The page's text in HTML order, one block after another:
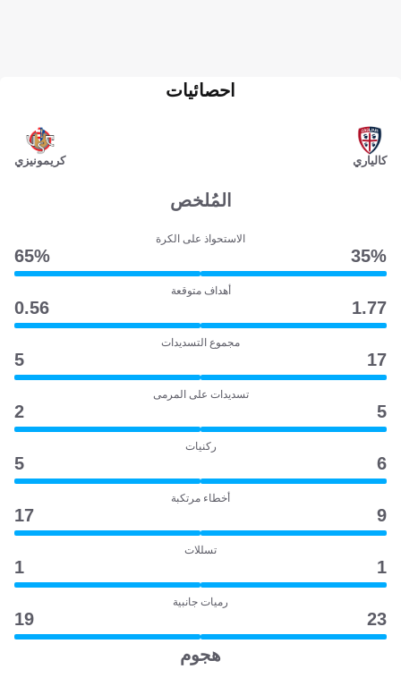
كالياري
احصائيات
كريمونيزي
المُلخص
الاستحواذ على الكرة
35‎%‎
65‎%‎
أهداف متوقعة
1.77
0.56
مجموع التسديدات
17
5
تسديدات على المرمى
5
2
ركنيات
6
5
أخطاء مرتكبة
9
17
تسللات
1
1
رميات جانبية
23
19
هجوم